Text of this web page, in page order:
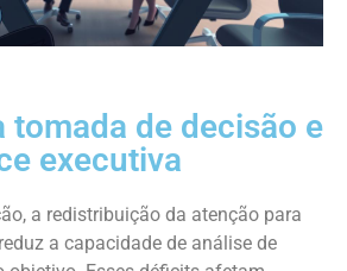
tomada de decisão e
executiva
a redistribuição da atenção para
a capacidade de análise de